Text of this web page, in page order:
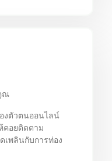
ณ
งตัวตนออนไลน์
คอยติดตาม
พลินกับการท่อง